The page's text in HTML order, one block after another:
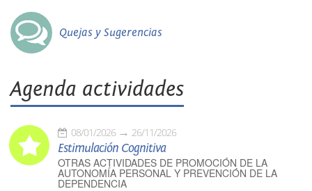
Quejas y Sugerencias
Agenda actividades
08/01/2026 26/11/2026
Estimulación Cognitiva
OTRAS ACTIVIDADES DE PROMOCIÓN DE LA
AUTONOMÍA PERSONAL Y PREVENCIÓN DE LA
DEPENDENCIA